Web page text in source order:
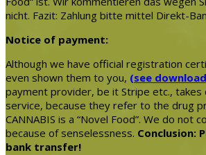
nicht. Fazit: Zahlung bitte mittel Direkt-
Notice of payment:
Although we have official registration
even shown them to you, (see
payment provider, be it Stripe etc.,
service, because they refer to the drug
CANNABIS is a “Novel Food”. We do not
because of senselessness. Conclusion:
bank transfer!